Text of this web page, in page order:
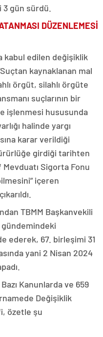
gün sürdü.
DÜZENLEMESİ
kabul edilen değişiklik
kaynaklanan mal
örgüt, silahlı örgüte
suçlarının bir
işlenmesi hususunda
halinde yargı
karar verildiği
girdiği tarihten
Sigorta Fonu
içeren
TBMM Başkanvekili
gündemindeki
ederek, 67. birleşimi 31
yani 2 Nisan 2024
Kanunlarda ve 659
Değişiklik
özetle şu